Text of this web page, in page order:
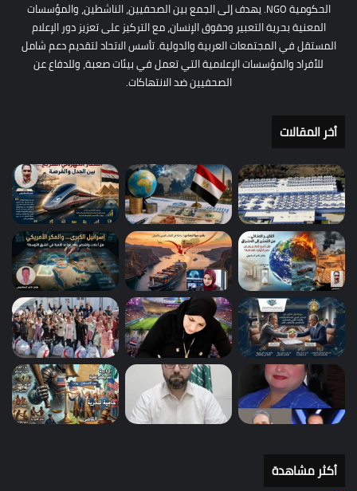
الحكومية NGO. يهدف إلى الجمع بين الصحفيين، الناشطين، والمؤسسات
المعنية بحرية التعبير وحقوق الإنسان، مع التركيز على تعزيز دور الإعلام
المستقل في المجتمعات العربية والدولية. تأسس الاتحاد لتقديم دعم شامل
للأفراد والمؤسسات الإعلامية التي تعمل في بيئات صعبة، وللدفاع عن
الصحفيين ضد الانتهاكات.
أخر المقالات
أكثر مشاهدة